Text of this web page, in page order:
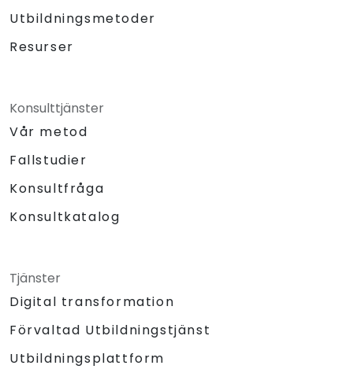
Utbildningsmetoder
Resurser
Konsulttjänster
Vår metod
Fallstudier
Konsultfråga
Konsultkatalog
Tjänster
Digital transformation
Förvaltad Utbildningstjänst
Utbildningsplattform